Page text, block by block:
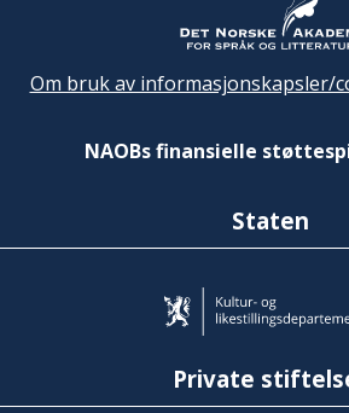
Om bruk av informasjonskapsler/
NAOBs finansielle
Staten
Private